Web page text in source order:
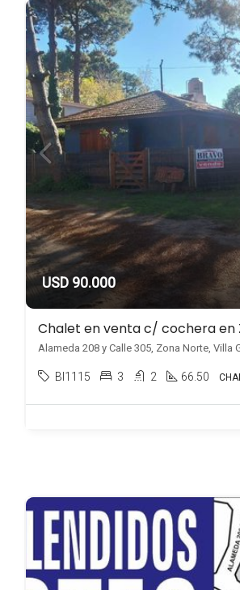
USD 90.000
Chalet en venta c/ cochera en
Alameda 208 y Calle 305, Zona Norte, Villa
BI1115 3 2 66.50